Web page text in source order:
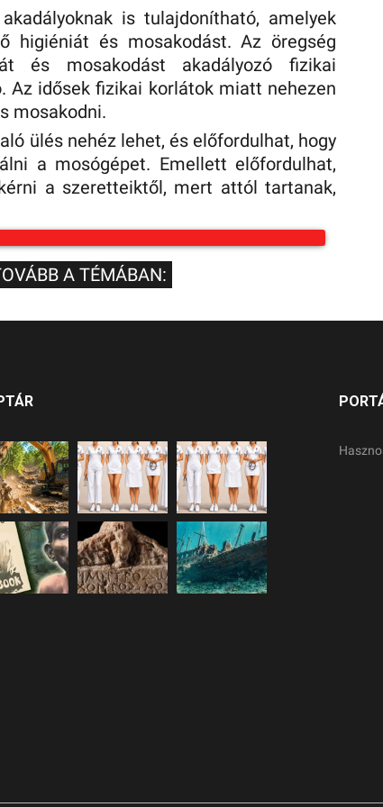
is tulajdonítható, amelyek
higiéniát és mosakodást. Az öregség
és mosakodást akadályozó fizikai
Az idősek fizikai korlátok miatt nehezen
mosakodni.
ülés nehéz lehet, és előfordulhat, hogy
a mosógépet. Emellett előfordulhat,
a szeretteiktől, mert attól tartanak,
A TÉMÁBAN: